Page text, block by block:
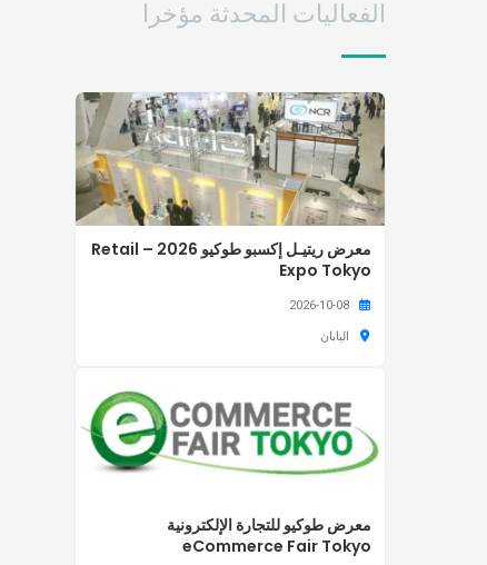
الفعاليات المحدثة مؤخرا
معرض ريتيـل إكسبو طوكيو 2026 – Retail
Expo Tokyo
اليابان
معرض طوكيو للتجارة الإلكترونية
eCommerce Fair Tokyo